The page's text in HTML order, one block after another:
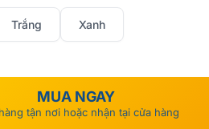
Trắng Xanh
MUA NGAY
tận nơi hoặc nhận tại cửa hàng